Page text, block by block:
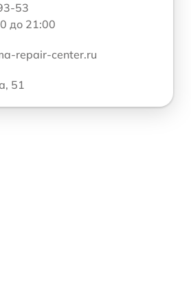
53
до 21:00
repair-center.ru
51